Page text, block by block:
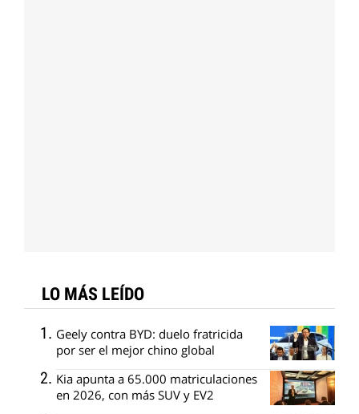
LO MÁS LEÍDO
Geely contra BYD: duelo fratricida
por ser el mejor chino global
Kia apunta a 65.000 matriculaciones
en 2026, con más SUV y EV2